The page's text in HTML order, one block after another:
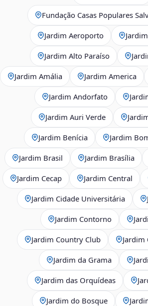
Fundação Casas Populares
Jardim Aeroporto
Jardim Alto Paraíso
Jardim Amália Jardim America
Jardim Andorfato
Jardim Auri Verde
Jardim Benícia Jardim
Jardim Brasil Jardim Brasília
Jardim Cecap Jardim Central
Jardim Cidade Universitária
Jardim Contorno
Jardim Country Club Jardim
Jardim da Grama
Jardim das Orquídeas
Jardim do Bosque